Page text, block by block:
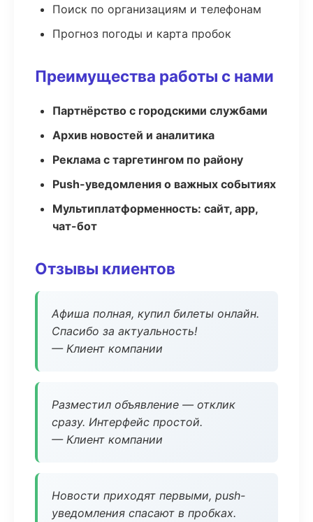
Поиск по организациям и телефонам
Прогноз погоды и карта пробок
Преимущества работы с нами
Партнёрство с городскими службами
Архив новостей и аналитика
Реклама с таргетингом по району
Push-уведомления о важных событиях
Мультиплатформенность: сайт, app,
чат-бот
Отзывы клиентов
Афиша полная, купил билеты онлайн.
Спасибо за актуальность!
— Клиент компании
Разместил объявление — отклик
сразу. Интерфейс простой.
— Клиент компании
Новости приходят первыми, push-
уведомления спасают в пробках.